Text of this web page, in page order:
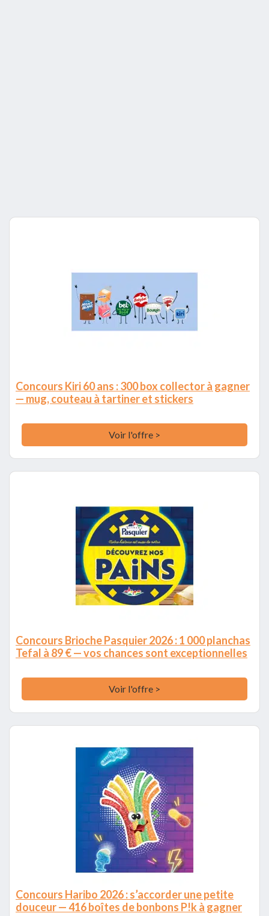
Concours Kiri 60 ans : 300 box collector à gagner
— mug, couteau à tartiner et stickers
Voir l'offre >
Concours Brioche Pasquier 2026 : 1 000 planchas
Tefal à 89 € — vos chances sont exceptionnelles
Voir l'offre >
Concours Haribo 2026 : s’accorder une petite
douceur — 416 boîtes de bonbons P!k à gagner